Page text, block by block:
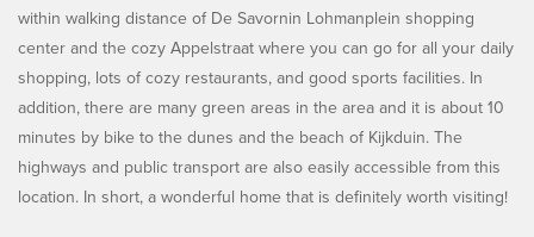
within walking distance of De Savornin Lohmanplein shopping
center and the cozy Appelstraat where you can go for all your daily
shopping, lots of cozy restaurants, and good sports facilities. In
addition, there are many green areas in the area and it is about 10
minutes by bike to the dunes and the beach of Kijkduin. The
highways and public transport are also easily accessible from this
location. In short, a wonderful home that is definitely worth visiting!